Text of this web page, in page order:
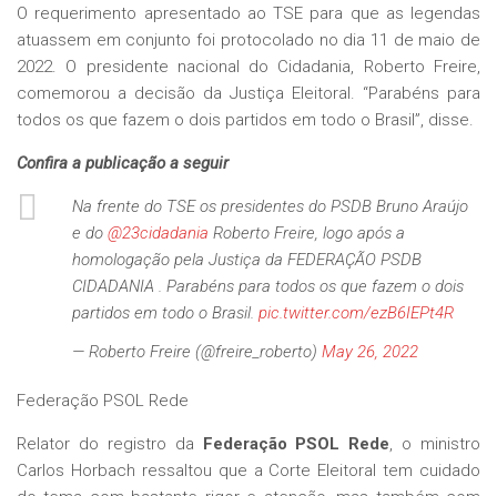
O requerimento apresentado ao TSE para que as legendas
atuassem em conjunto foi protocolado no dia 11 de maio de
2022. O presidente nacional do Cidadania, Roberto Freire,
comemorou a decisão da Justiça Eleitoral. “Parabéns para
todos os que fazem o dois partidos em todo o Brasil”, disse.
Confira a publicação a seguir
Na frente do TSE os presidentes do PSDB Bruno Araújo
e do @23cidadania Roberto Freire, logo após a
homologação pela Justiça da FEDERAÇÃO PSDB
CIDADANIA . Parabéns para todos os que fazem o dois
partidos em todo o Brasil. pic.twitter.com/ezB6IEPt4R
— Roberto Freire (@freire_roberto) May 26, 2022
Federação PSOL Rede
Relator do registro da Federação PSOL Rede, o ministro
Carlos Horbach ressaltou que a Corte Eleitoral tem cuidado